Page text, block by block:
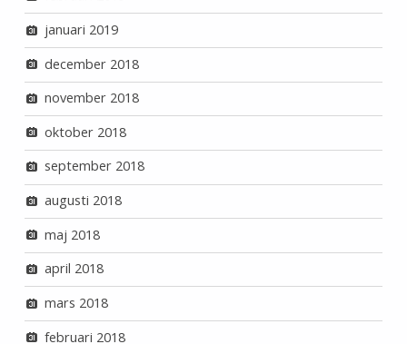
januari 2019
december 2018
november 2018
oktober 2018
september 2018
augusti 2018
maj 2018
april 2018
mars 2018
februari 2018